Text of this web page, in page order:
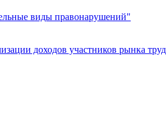
виды правонарушений"
доходов участников рынка